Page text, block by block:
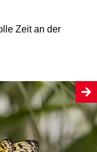
Zeit an der